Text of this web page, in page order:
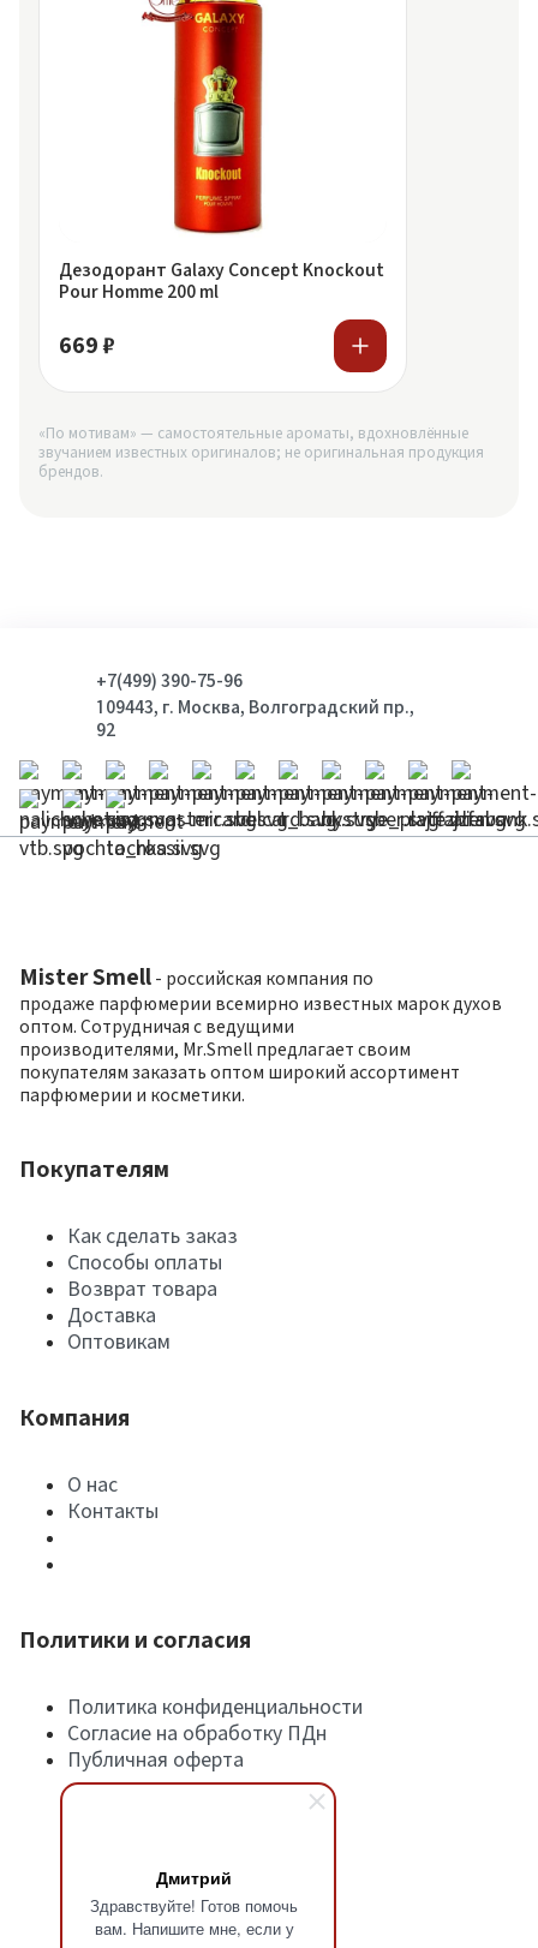
Дмитрий
Здравствуйте! Готов помочь
вам. Напишите мне, если у
Дезодорант Galaxy Concept Knockout
Pour Homme 200 ml
669 ₽
«По мотивам» — самостоятельные ароматы, вдохновлённые
звучанием известных оригиналов; не оригинальная продукция
брендов.
+7(499) 390-75-96
109443, г. Москва, Волгоградский пр.,
92
Mister Smell - российская компания по
продаже парфюмерии всемирно известных марок духов
оптом. Сотрудничая с ведущими
производителями, Mr.Smell предлагает своим
покупателям заказать оптом широкий ассортимент
парфюмерии и косметики.
Покупателям
Как сделать заказ
Способы оплаты
Возврат товара
Доставка
Оптовикам
Компания
О нас
Контакты
Политики и согласия
Политика конфиденциальности
Согласие на обработку ПДн
Публичная оферта